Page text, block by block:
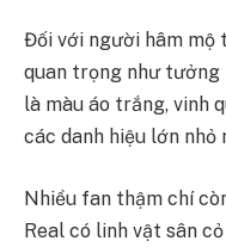
Đối với người hâm mộ
quan trọng như
là màu áo trắng, vinh
các danh hiệu lớn nhỏ
Nhiều fan thậm chí
Real có linh vật sân